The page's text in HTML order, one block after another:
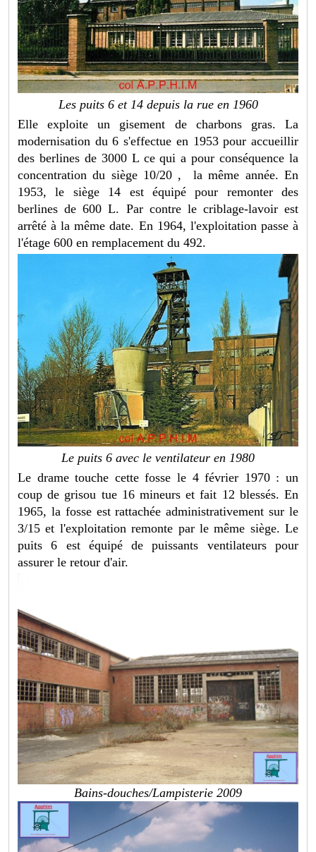
Les puits 6 et 14 depuis la rue en 1960
Elle exploite un gisement de charbons gras. La
modernisation du 6 s'effectue en 1953 pour accueillir
des berlines de 3000 L ce qui a pour conséquence la
concentration du siège 10/20 , la même année. En
1953, le siège 14 est équipé pour remonter des
berlines de 600 L. Par contre le criblage-lavoir est
arrêté à la même date. En 1964, l'exploitation passe à
l'étage 600 en remplacement du 492.
Le puits 6 avec le ventilateur en 1980
Le drame touche cette fosse le 4 février 1970 : un
coup de grisou tue 16 mineurs et fait 12 blessés. En
1965, la fosse est rattachée administrativement sur le
3/15 et l'exploitation remonte par le même siège. Le
puits 6 est équipé de puissants ventilateurs pour
assurer le retour d'air.
Bains-douches/Lampisterie 2009